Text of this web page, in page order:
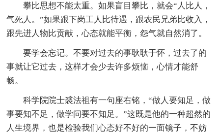
攀比思想不能太重。如果盲目攀比，就会“人比人，
气死人。”如果跟下岗工人比待遇，跟农民兄弟比收入，
跟先进人物比贡献，心态就能平衡，怨气就自然消了。
要学会忘记。不要对过去的事耿耿于怀，过去了的
事就让它过去，这样才会少去许多烦恼，心情才能舒
畅。
科学院院士裘法祖有一句座右铭，“做人要知足，做
事要知不足，做学问要不知足。”这既是他的一种超然的
人生境界，也是检验我们心态好不好的一面镜子，不妨